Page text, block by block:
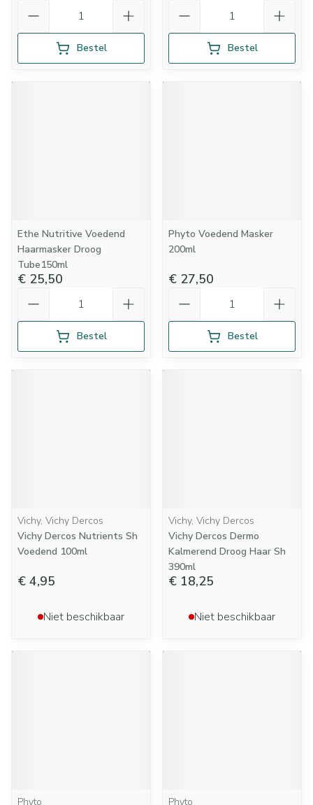
Bestel Bestel
Ethe Nutritive Voedend
Haarmasker Droog
Tube150ml
€ 25,50
Bestel
Phyto Voedend Masker
200ml
€ 27,50
Bestel
Vichy, Vichy Dercos
Vichy Dercos Nutrients Sh
Voedend 100ml
€ 4,95
Niet beschikbaar
Vichy, Vichy Dercos
Vichy Dercos Dermo
Kalmerend Droog Haar Sh
390ml
€ 18,25
Niet beschikbaar
Phyto Phyto